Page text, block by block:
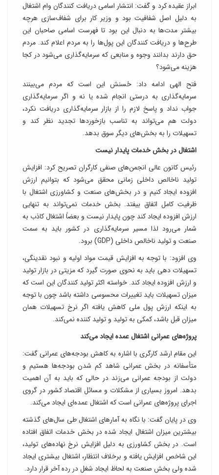
ابراز عقیده کرد و گفت: انتشار اسامی دریافت کنندگان وام اشتغال
به دلیل اصل شفافیت بود و وزیر کار برای شفاف‌سازی هرچه
بیشتر مدت‌ها به دنبال این بود تا فهرست اسامی صاحبان این
طرح‌ها و دریافت کنندگان این پول‌ها را به مردم اعلام کند. مردم
حق دارند بدانند وجوه و منابعی که سرمایه‌گذاری می‌شود در کجا
هزینه می‌شود؟
فتح الهی ادامه داد: حُسنش این است که مردم می‌بینند
سرمایه‌گذاری به درستی انجام شده یا نه و اگر سرمایه‌گذاری
جواب نداد و پاسخ لازم را از بازار سرمایه‌گذاری دریافت نکرد،
دولت هم می‌تواند به تناسب بازخوردها تجدید نظر کند و
تسهیلات را به بخش‌های دیگر سوق بدهد.
اشتغال در بخش خدمات پایدار نیست
رئیس کانون عالی انجمن‌های صنفی کارگران تصریح کرد: افزایش
تولید ناخالص داخلی زمانی محقق می‌شود که بتوانیم ارزش
افزوده ایجاد کنیم و در بخش‌های صنعت و کشاورزی اشتغال با
ظرفیت کامل اتفاق بیفتد. بخش خدمات نمی‌تواند به تنهایی
ارزش افزوده ایجاد کند چون پایدار نیست و بعضاً اشتغال کاذب به
شمار می‌رود لذا مسیر سرمایه‌گذاری در کشور باید به سمت
صنعت و تولید ناخالص داخلی (GDP) برود.
وی افزود: با توجه به افزایش قیمت مواد اولیه و نبود نقدینگی،
تسهیلات دهی باید به نحوی صورت گیرد که مزیتی در بازار تولید
و ارزش افزوده ایجاد کند. خواسته اکثر تولید کنندگان این است که
میزان تسهیلات باید تغییرات محسوسی داشته باشد چون با توجه
به اینکه ارزش پول ملی کاهش یافته اگر نرخ تسهیلات همان
میزان قبل باشد، کمکی به تولید و تولید کننده نمی‌کند.
پروژه‌های عمرانی اشتغال عمده ایجاد می‌کند
این مقام ارشد کارگری با اشاره به کاهش بودجه‌های عمرانی گفت:
متأسفانه در بخش عمرانی شاهد کم شدن بودجه‌ها هستیم و
دولت از بودجه عمرانی می‌زند در حالی که باید به آن اهمیت
بدهد. امروز بسیاری از مشکلات و مسائل اقتصاد کشور در گروی
اجرای پروژه‌های عمرانی است که اشتغال عمده‌ای ایجاد می‌کند.
وی در پایان گفت: با نگاه به آمارهای اشتغال طی سال‌های گذشته
بیشترین میزان اشتغال ایجاد شده در بخش خدمات اتفاق افتاده
است. در بخش کشاورزی به دلیل افزایش نرخ نهاده‌های تولید،
این شاخص افزایش یافته و برخلاف انتظار، اشتغال بیشتری ایجاد
شده ولی بخش صنعت به لحاظ ایجاد شغل در رده آخر قرار دارد.